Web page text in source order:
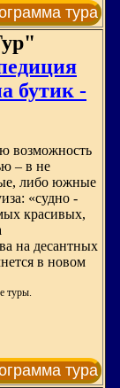
тура
бутик -
возможность
– в не
либо южные
«судно -
красивых,
на десантных
в новом
туры.
тура